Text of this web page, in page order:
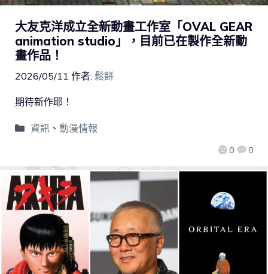
大友克洋成立全新動畫工作室「OVAL GEAR
animation studio」，目前已在製作全新動
畫作品！
2026/05/11 作者: 鬆餅
0 0
期待新作耶！
資訊、 動漫情報